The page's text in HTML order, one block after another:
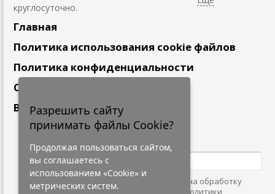
круглосуточно.
Главная
Политика использования cookie файлов
Политика конфиденциальности
Сотрудничество
Вакансии
Подпишитесь
Нажимая на кнопку, я даю согласие на обработку
персональных данных. С условиями
"Политики
Разрешить сайту
принимать файлы Cookie?
Продолжая пользоваться сайтом,
вы соглашаетесь с
использованием «Cookie» и
метрических систем.